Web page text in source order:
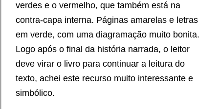
verdes e o vermelho, que também está na
contra-capa interna. Páginas amarelas e letras
em verde, com uma diagramação muito bonita.
Logo após o final da história narrada, o leitor
deve virar o livro para continuar a leitura do
texto, achei este recurso muito interessante e
simbólico.